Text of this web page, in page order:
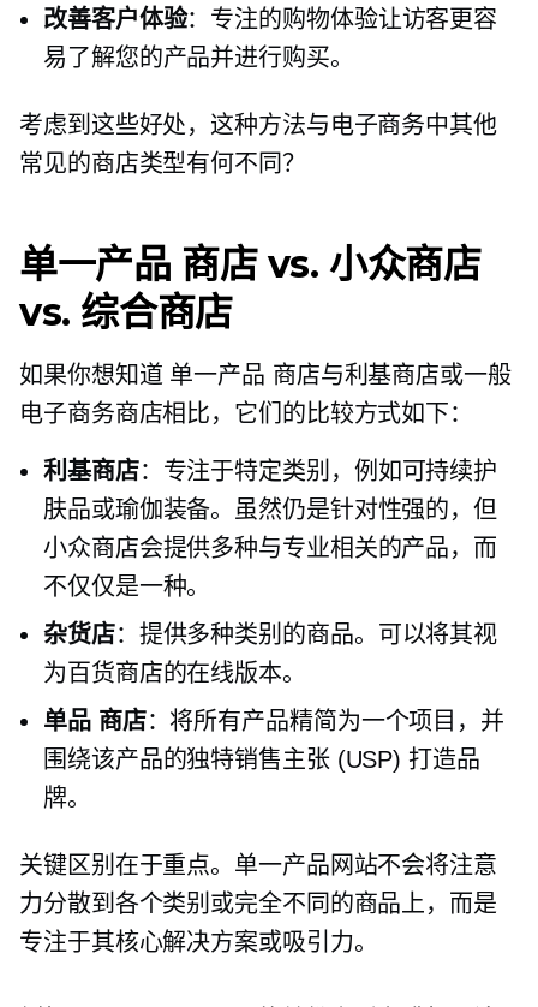
改善客户体验：专注的购物体验让访客更容
易了解您的产品并进行购买。
考虑到这些好处，这种方法与电子商务中其他
常见的商店类型有何不同？
单一产品 商店 vs. 小众商店
vs. 综合商店
如果你想知道 单一产品 商店与利基商店或一般
电子商务商店相比，它们的比较方式如下：
利基商店：专注于特定类别，例如可持续护
肤品或瑜伽装备。虽然仍是针对性强的，但
小众商店会提供多种与专业相关的产品，而
不仅仅是一种。
杂货店：提供多种类别的商品。可以将其视
为百货商店的在线版本。
单品商店：将所有产品精简为一个项目，并
围绕该产品的独特销售主张 (USP) 打造品
牌。
关键区别在于重点。单一产品网站不会将注意
力分散到各个类别或完全不同的商品上，而是
专注于其核心解决方案或吸引力。